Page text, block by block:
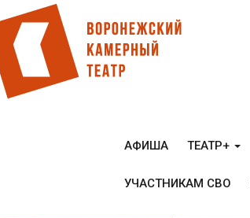
АФИША ТЕАТР+
УЧАСТНИКАМ СВО